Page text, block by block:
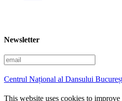
Newsletter
E
m
a
i
l
Centrul Național al Dansului
This website uses cookies to